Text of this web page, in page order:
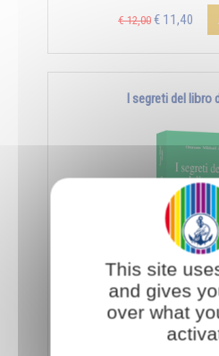
€ 12,00 € 11,40
I segreti del libro
- Il libro della natura - Il
sorgente e la palude - Il
This site
and gives
over what